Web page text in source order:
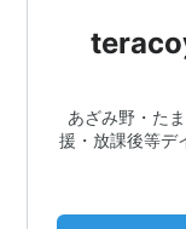
あざみ野・た
援・放課後等デ